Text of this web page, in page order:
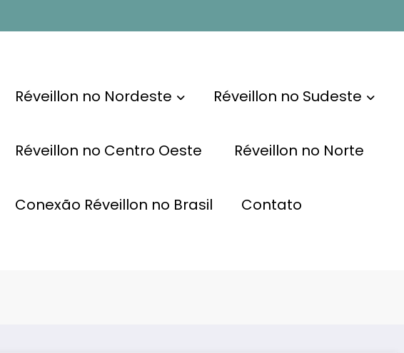
Réveillon no Nordeste Réveillon no Sudeste
Réveillon no Centro Oeste Réveillon no Norte
Conexão Réveillon no Brasil Contato